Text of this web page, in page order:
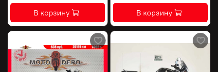
В корзину В корзину